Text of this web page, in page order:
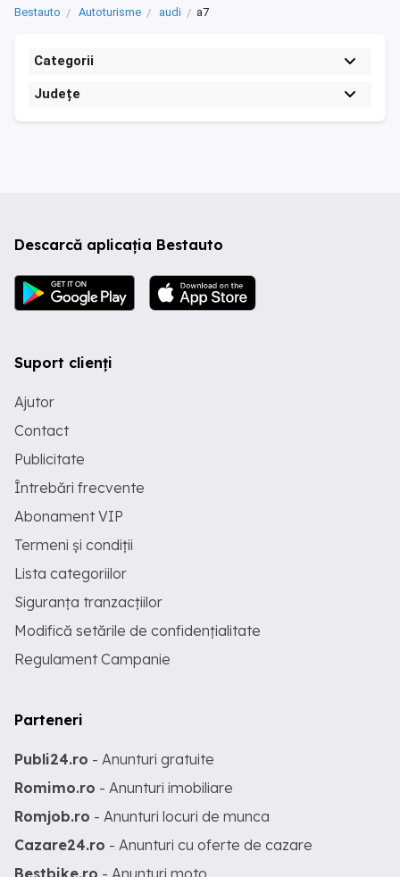
Bestauto Autoturisme audi a7
Categorii
Județe
Descarcă aplicația Bestauto
Suport clienți
Ajutor
Contact
Publicitate
Întrebări frecvente
Abonament VIP
Termeni și condiții
Lista categoriilor
Siguranța tranzacțiilor
Modifică setările de confidențialitate
Regulament Campanie
Parteneri
Publi24.ro - Anunturi gratuite
Romimo.ro - Anunturi imobiliare
Romjob.ro - Anunturi locuri de munca
Cazare24.ro - Anunturi cu oferte de cazare
Bestbike.ro - Anunturi moto